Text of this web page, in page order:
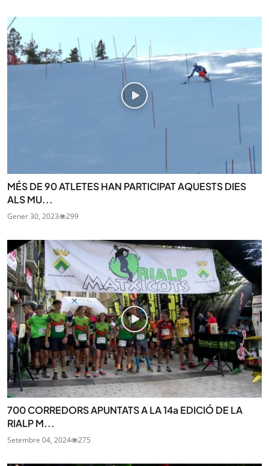
MÉS DE 90 ATLETES HAN PARTICIPAT AQUESTS DIES
ALS MU...
Gener 30, 2023 299
700 CORREDORS APUNTATS A LA 14a EDICIÓ DE LA
RIALP M...
Setembre 04, 2024 275